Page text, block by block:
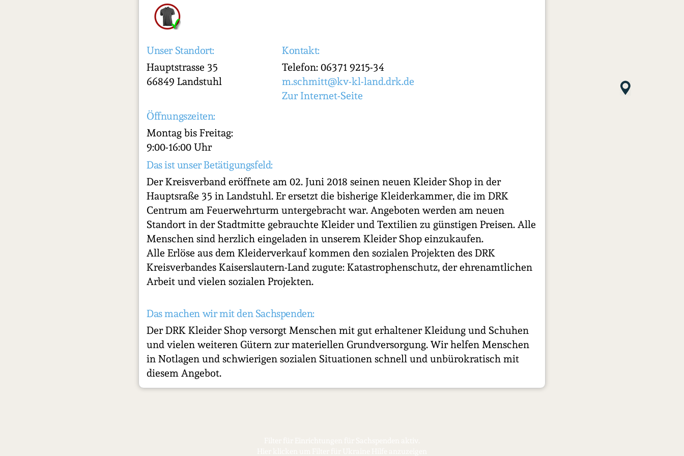
Unser Standort:
Hauptstrasse 35
66849 Landstuhl
Kontakt:
Telefon: 06371 9215-34
m.schmitt@kv-kl-land.drk.de
Zur Internet-Seite
Öffnungszeiten:
Montag bis Freitag:
9:00-16:00 Uhr
Das ist unser Betätigungsfeld:
Der Kreisverband eröffnete am 02. Juni 2018 seinen neuen Kleider Shop in der
Hauptsraße 35 in Landstuhl. Er ersetzt die bisherige Kleiderkammer, die im DRK
Centrum am Feuerwehrturm untergebracht war. Angeboten werden am neuen
Standort in der Stadtmitte gebrauchte Kleider und Textilien zu günstigen Preisen. Alle
Menschen sind herzlich eingeladen in unserem Kleider Shop einzukaufen.
Alle Erlöse aus dem Kleiderverkauf kommen den sozialen Projekten des DRK
Kreisverbandes Kaiserslautern-Land zugute: Katastrophenschutz, der ehrenamtlichen
Arbeit und vielen sozialen Projekten.
Das machen wir mit den Sachspenden:
Der DRK Kleider Shop versorgt Menschen mit gut erhaltener Kleidung und Schuhen
und vielen weiteren Gütern zur materiellen Grundversorgung. Wir helfen Menschen
in Notlagen und schwierigen sozialen Situationen schnell und unbürokratisch mit
diesem Angebot.